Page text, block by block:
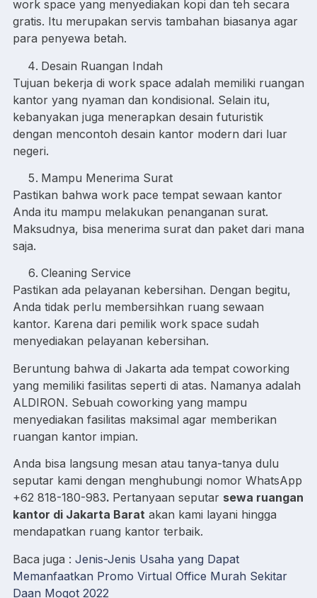
work space yang menyediakan kopi dan teh secara
gratis. Itu merupakan servis tambahan biasanya agar
para penyewa betah.
Desain Ruangan Indah
Tujuan bekerja di work space adalah memiliki ruangan
kantor yang nyaman dan kondisional. Selain itu,
kebanyakan juga menerapkan desain futuristik
dengan mencontoh desain kantor modern dari luar
negeri.
Mampu Menerima Surat
Pastikan bahwa work pace tempat sewaan kantor
Anda itu mampu melakukan penanganan surat.
Maksudnya, bisa menerima surat dan paket dari mana
saja.
Cleaning Service
Pastikan ada pelayanan kebersihan. Dengan begitu,
Anda tidak perlu membersihkan ruang sewaan
kantor. Karena dari pemilik work space sudah
menyediakan pelayanan kebersihan.
Beruntung bahwa di Jakarta ada tempat coworking
yang memiliki fasilitas seperti di atas. Namanya adalah
ALDIRON. Sebuah coworking yang mampu
menyediakan fasilitas maksimal agar memberikan
ruangan kantor impian.
Anda bisa langsung mesan atau tanya-tanya dulu
seputar kami dengan menghubungi nomor WhatsApp
+62 818-180-983. Pertanyaan seputar sewa ruangan
kantor di Jakarta Barat akan kami layani hingga
mendapatkan ruang kantor terbaik.
Baca juga : Jenis-Jenis Usaha yang Dapat
Memanfaatkan Promo Virtual Office Murah Sekitar
Daan Mogot 2022